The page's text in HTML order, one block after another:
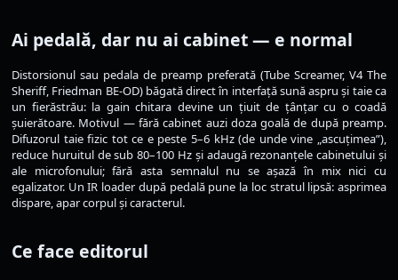
Ai pedală, dar nu ai cabinet — e normal
Distorsionul sau pedala de preamp preferată (Tube Screamer, V4 The
Sheriff, Friedman BE-OD) băgată direct în interfață sună aspru și taie ca
un fierăstrău: la gain chitara devine un țiuit de țânțar cu o coadă
șuierătoare. Motivul — fără cabinet auzi doza goală de după preamp.
Difuzorul taie fizic tot ce e peste 5–6 kHz (de unde vine „ascuțimea”),
reduce huruitul de sub 80–100 Hz și adaugă rezonanțele cabinetului și
ale microfonului; fără asta semnalul nu se așază în mix nici cu
egalizator. Un IR loader după pedală pune la loc stratul lipsă: asprimea
dispare, apar corpul și caracterul.
Ce face editorul